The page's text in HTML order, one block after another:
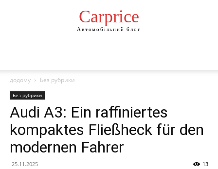
Сarprice
Автомобільний блог
додому Без рубрики
Без рубрики
Audi A3: Ein raffiniertes
kompaktes Fließheck für den
modernen Fahrer
25.11.2025 13